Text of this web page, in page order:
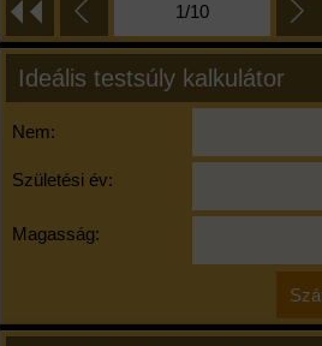
1/10
Ideális testsúly kalkulátor
Nem:
Születési év:
Magasság: